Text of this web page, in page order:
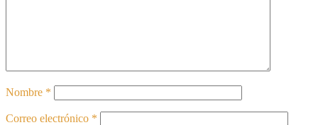
Nombre *
Correo electrónico *